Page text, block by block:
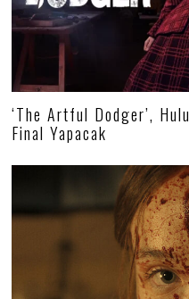
‘The Artful Dodger’,
Final Yapacak